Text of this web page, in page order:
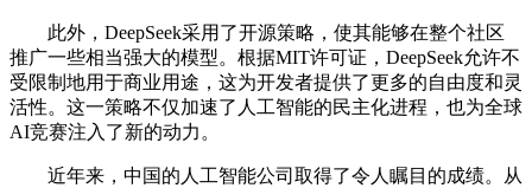
此外，DeepSeek采用了开源策略，使其能够在整个社区
推广一些相当强大的模型。根据MIT许可证，DeepSeek允许不
受限制地用于商业用途，这为开发者提供了更多的自由度和灵
活性。这一策略不仅加速了人工智能的民主化进程，也为全球
AI竞赛注入了新的动力。
近年来，中国的人工智能公司取得了令人瞩目的成绩。从